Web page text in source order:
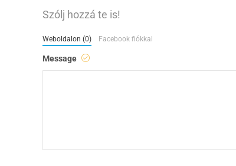
Szólj hozzá te is!
Weboldalon (0) Facebook fiókkal
Message